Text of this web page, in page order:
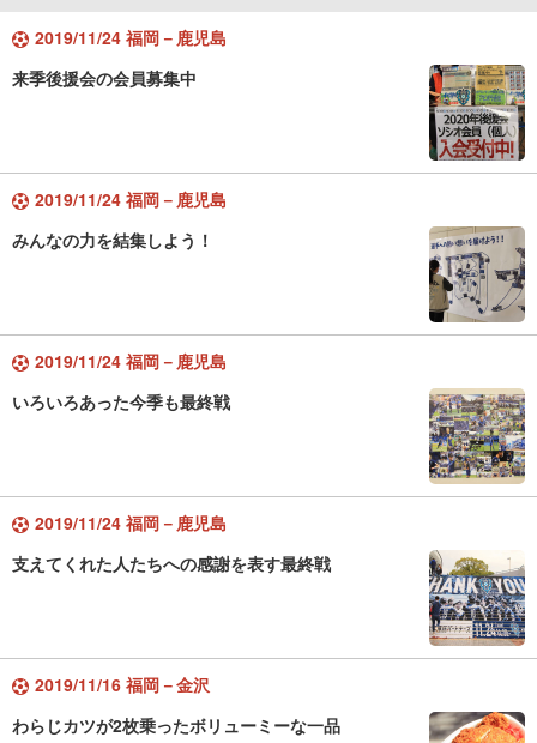
2019/11/24 福岡－鹿児島
来季後援会の会員募集中
2019/11/24 福岡－鹿児島
みんなの力を結集しよう！
2019/11/24 福岡－鹿児島
いろいろあった今季も最終戦
2019/11/24 福岡－鹿児島
支えてくれた人たちへの感謝を表す最終戦
2019/11/16 福岡－金沢
わらじカツが2枚乗ったボリューミーな一品